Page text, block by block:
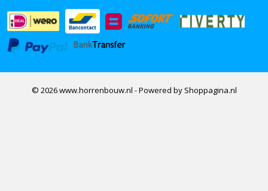
© 2026 www.horrenbouw.nl - Powered by Shoppagina.nl